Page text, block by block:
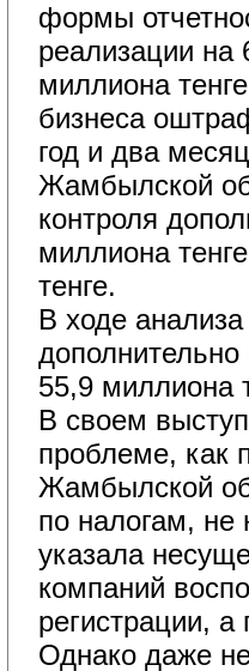
формы
реализации на
миллиона
бизнеса
год и два
Жамбылской
контроля
миллиона
тенге.
В ходе
55,9 миллиона
В своем
проблеме, как
Жамбылской
по налогам, не
указала
компаний
регистрации,
Однако даже